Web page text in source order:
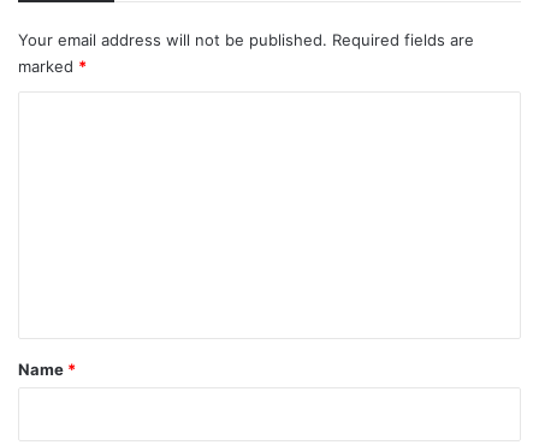
Your email address will not be published. Required fields are
marked *
*
Name *